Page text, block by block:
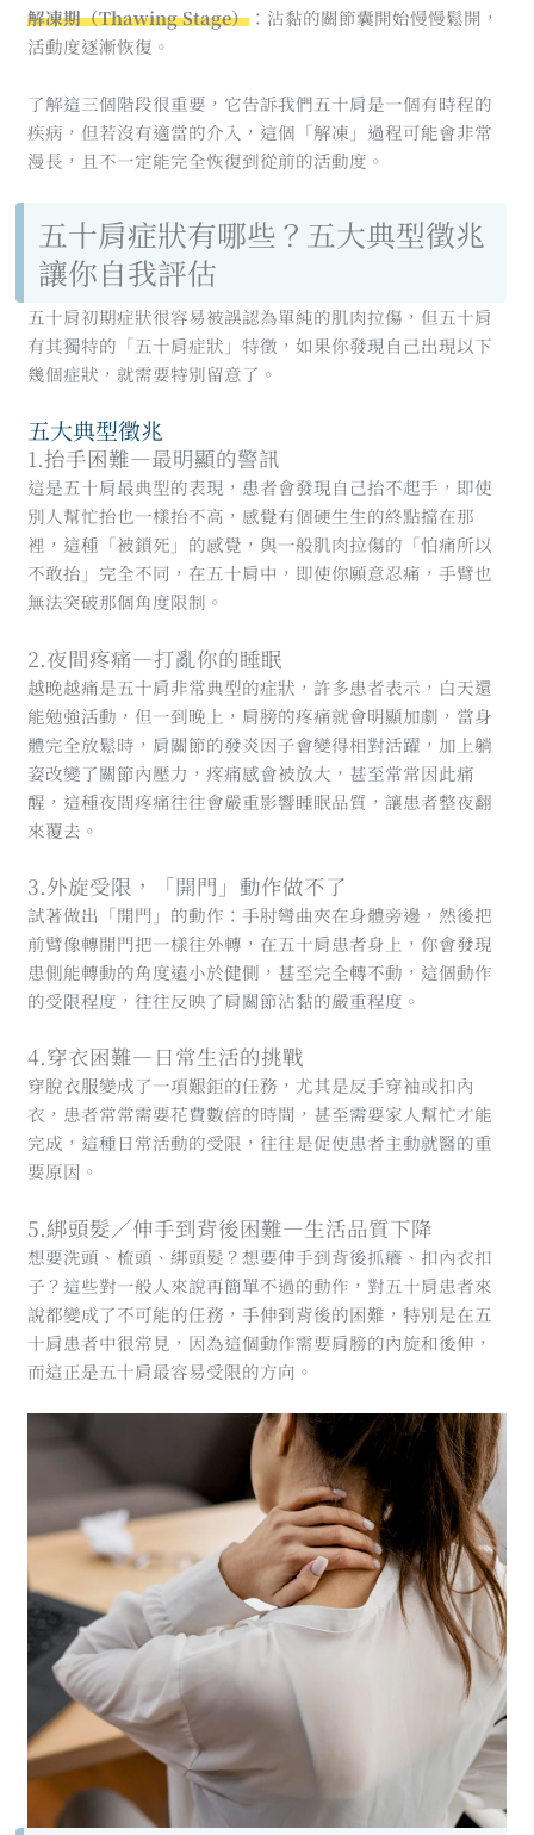
解凍期（Thawing Stage）：沾黏的關節囊開始慢慢鬆開，
活動度逐漸恢復。
了解這三個階段很重要，它告訴我們五十肩是一個有時程的
疾病，但若沒有適當的介入，這個「解凍」過程可能會非常
漫長，且不一定能完全恢復到從前的活動度。
五十肩症狀有哪些？五大典型徵兆
讓你自我評估
五十肩初期症狀很容易被誤認為單純的肌肉拉傷，但五十肩
有其獨特的「五十肩症狀」特徵，如果你發現自己出現以下
幾個症狀，就需要特別留意了。
五大典型徵兆
1.抬手困難—最明顯的警訊
這是五十肩最典型的表現，患者會發現自己抬不起手，即使
別人幫忙抬也一樣抬不高，感覺有個硬生生的終點擋在那
裡，這種「被鎖死」的感覺，與一般肌肉拉傷的「怕痛所以
不敢抬」完全不同，在五十肩中，即使你願意忍痛，手臂也
無法突破那個角度限制。
2.夜間疼痛—打亂你的睡眠
越晚越痛是五十肩非常典型的症狀，許多患者表示，白天還
能勉強活動，但一到晚上，肩膀的疼痛就會明顯加劇，當身
體完全放鬆時，肩關節的發炎因子會變得相對活躍，加上躺
姿改變了關節內壓力，疼痛感會被放大，甚至常常因此痛
醒，這種夜間疼痛往往會嚴重影響睡眠品質，讓患者整夜翻
來覆去。
3.外旋受限，「開門」動作做不了
試著做出「開門」的動作：手肘彎曲夾在身體旁邊，然後把
前臂像轉開門把一樣往外轉，在五十肩患者身上，你會發現
患側能轉動的角度遠小於健側，甚至完全轉不動，這個動作
的受限程度，往往反映了肩關節沾黏的嚴重程度。
4.穿衣困難—日常生活的挑戰
穿脫衣服變成了一項艱鉅的任務，尤其是反手穿袖或扣內
衣，患者常常需要花費數倍的時間，甚至需要家人幫忙才能
完成，這種日常活動的受限，往往是促使患者主動就醫的重
要原因。
5.綁頭髮／伸手到背後困難—生活品質下降
想要洗頭、梳頭、綁頭髮？想要伸手到背後抓癢、扣內衣扣
子？這些對一般人來說再簡單不過的動作，對五十肩患者來
說都變成了不可能的任務，手伸到背後的困難，特別是在五
十肩患者中很常見，因為這個動作需要肩膀的內旋和後伸，
而這正是五十肩最容易受限的方向。